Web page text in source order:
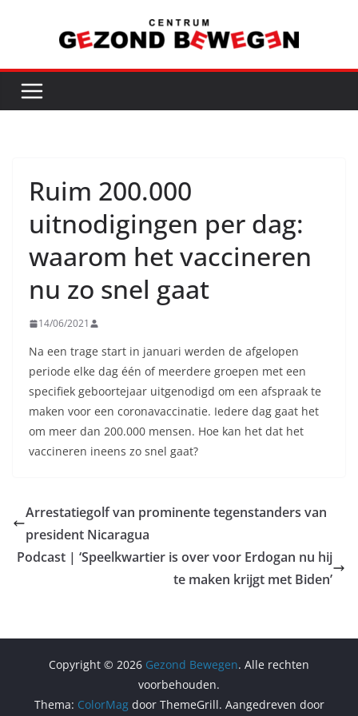
inhoud
Ruim 200.000
uitnodigingen per dag:
waarom het vaccineren
nu zo snel gaat
14/06/2021
Na een trage start in januari werden de afgelopen
periode elke dag één of meerdere groepen met een
specifiek geboortejaar uitgenodigd om een afspraak te
maken voor een coronavaccinatie. Iedere dag gaat het
om meer dan 200.000 mensen. Hoe kan het dat het
vaccineren ineens zo snel gaat?
Arrestatiegolf van prominente tegenstanders van
president Nicaragua
Podcast | ‘Speelkwartier is over voor Erdogan nu hij
te maken krijgt met Biden’
Copyright © 2026 Gezond Bewegen. Alle rechten
voorbehouden.
Thema: ColorMagdoor ThemeGrill. Aangedreven door